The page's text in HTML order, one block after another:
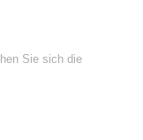
Sie sich die